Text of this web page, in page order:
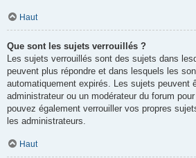
Haut
Que sont les sujets verrouillés ?
Les sujets verrouillés sont des sujets dans
peuvent plus répondre et dans lesquels les
automatiquement expirés. Les sujets peuvent
administrateur ou un modérateur du forum
pouvez également verrouiller vos propres
les administrateurs.
Haut